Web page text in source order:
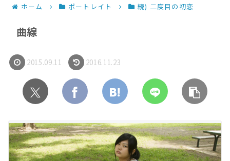
ホーム ポートレイト 続) 二度目の初恋
曲線
2015.09.11 2016.11.23